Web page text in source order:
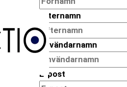
Efternamn
Användarnamn
E-post